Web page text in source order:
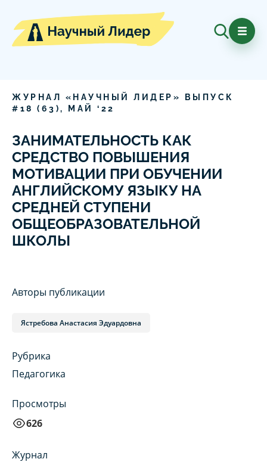
ЖУРНАЛ «НАУЧНЫЙ ЛИДЕР» ВЫПУСК
# 18 ( 63 ), МАЙ ‘ 22
ЗАНИМАТЕЛЬНОСТЬ КАК
СРЕДСТВО ПОВЫШЕНИЯ
МОТИВАЦИИ ПРИ ОБУЧЕНИИ
АНГЛИЙСКОМУ ЯЗЫКУ НА
СРЕДНЕЙ СТУПЕНИ
ОБЩЕОБРАЗОВАТЕЛЬНОЙ
ШКОЛЫ
Авторы публикации
Ястребова Анастасия Эдуардовна
Рубрика
Педагогика
Просмотры
626
Журнал